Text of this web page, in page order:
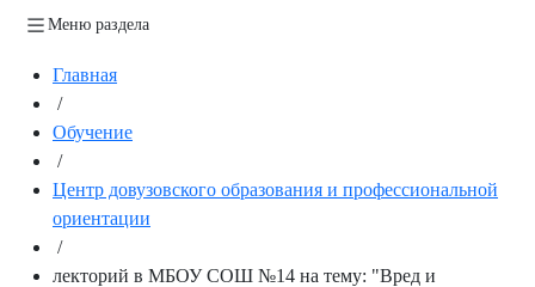
Меню раздела
Главная
/
Обучение
/
Центр довузовского образования и профессиональной
ориентации
/
лекторий в МБОУ СОШ №14 на тему: "Вред и